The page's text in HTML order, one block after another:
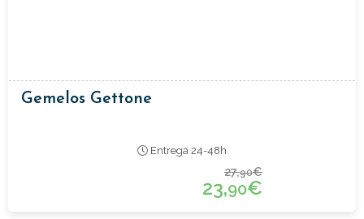
Gemelos Gettone
Entrega 24-48h
27,90€
23,90€